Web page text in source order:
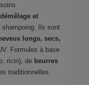
et
shampoing. Ils sont
longs, secs,
Formules à base
ricin), de beurres
traditionnelles.